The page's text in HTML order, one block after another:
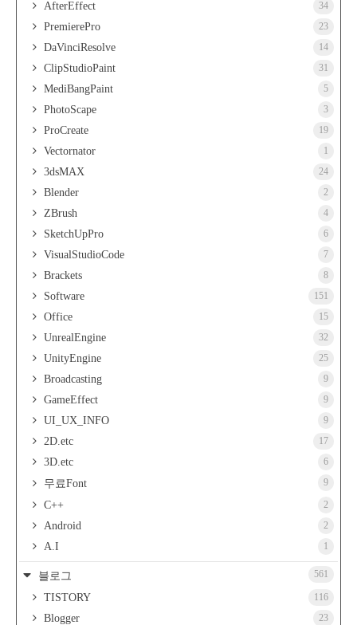
AfterEffect 34
PremierePro 23
DaVinciResolve 14
ClipStudioPaint 31
MediBangPaint 5
PhotoScape 3
ProCreate 19
Vectornator 1
3dsMAX 24
Blender 2
ZBrush 4
SketchUpPro 6
VisualStudioCode 7
Brackets 8
Software 151
Office 15
UnrealEngine 32
UnityEngine 25
Broadcasting 9
GameEffect 9
UI_UX_INFO 9
2D.etc 17
3D.etc 6
무료Font 9
C++ 2
Android 2
A.I 1
블로그 561
TISTORY 116
Blogger 23